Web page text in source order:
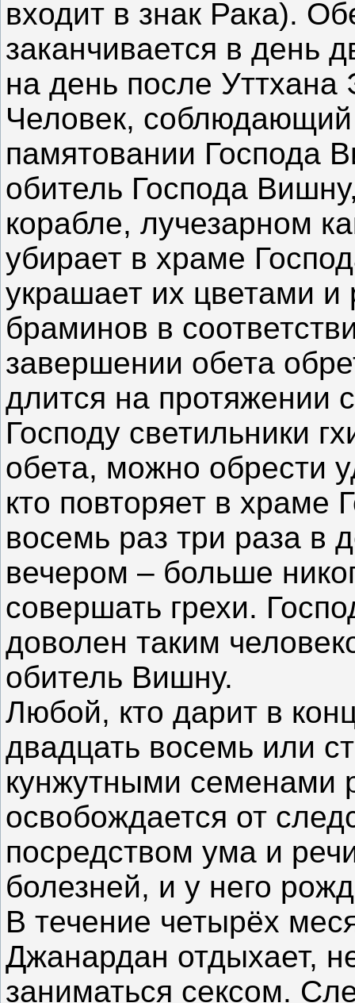
входит в знак Рака).
заканчивается в день
на день после
Человек,
памятовании Господа
обитель Господа
корабле, лучезарном
убирает в храме
украшает их цветами и
браминов в
завершении обета
длится на протяжении
Господу светильники
обета, можно обрести
кто повторяет в храме
восемь раз три раза в
вечером – больше
совершать грехи.
доволен таким
обитель Вишну.
Любой, кто дарит в
двадцать восемь или
кунжутными семенами
освобождается от
посредством ума и
болезней, и у него
В течение четырёх
Джанардан отдыхает,
заниматься сексом.